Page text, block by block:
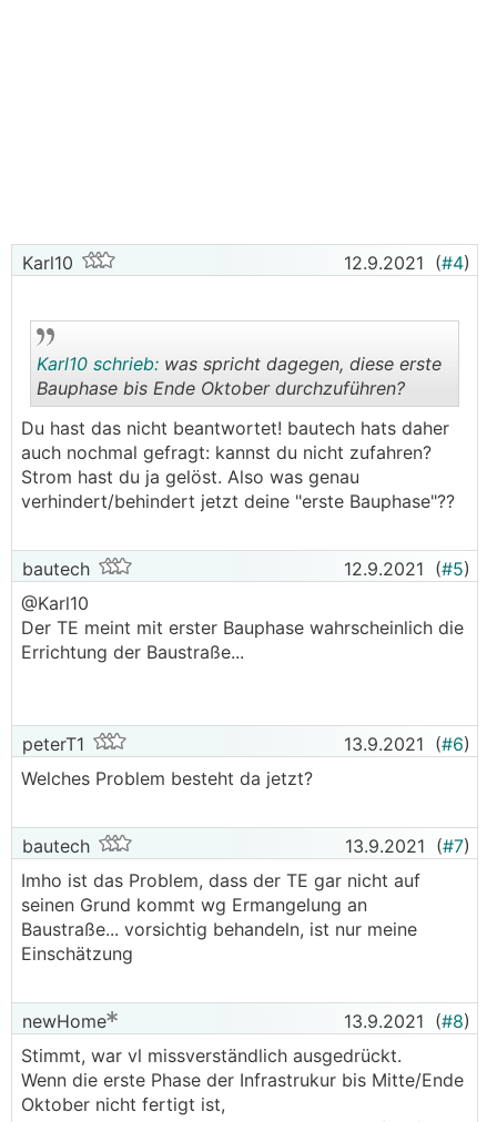
Karl10 12.9.2021 (#4)
..
Karl10 schrieb: was spricht dagegen, diese erste
Bauphase bis Ende Oktober durchzuführen?
Du hast das nicht beantwortet! bautech hats daher
auch nochmal gefragt: kannst du nicht zufahren?
Strom hast du ja gelöst. Also was genau
verhindert/behindert jetzt deine "erste Bauphase"??
bautech 12.9.2021 (#5)
@Karl10
Der TE meint mit erster Bauphase wahrscheinlich die
Errichtung der Baustraße...
peterT1 13.9.2021 (#6)
Welches Problem besteht da jetzt?
bautech 13.9.2021 (#7)
Imho ist das Problem, dass der TE gar nicht auf
seinen Grund kommt wg Ermangelung an
Baustraße... vorsichtig behandeln, ist nur meine
Einschätzung
newHome 13.9.2021 (#8)
Stimmt, war vl missverständlich ausgedrückt.
Wenn die erste Phase der Infrastrukur bis Mitte/Ende
Oktober nicht fertigt ist,